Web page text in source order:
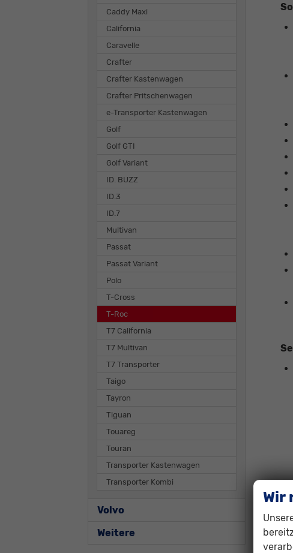
Caddy Maxi
California
Caravelle
Crafter
Crafter Kastenwagen
Crafter Pritschenwagen
e-Transporter Kastenwagen
Golf
Golf GTI
Golf Variant
ID. BUZZ
ID.3
ID.7
Multivan
Passat
Passat Variant
Polo
T-Cross
T-Roc
T7 California
T7 Multivan
T7 Transporter
Taigo
Tayron
Tiguan
Touareg
Touran
Transporter Kastenwagen
Transporter Kombi
Volvo
Weitere
Wir